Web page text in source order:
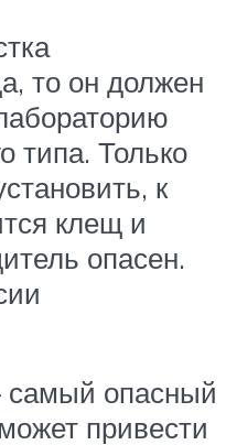
то он должен
типа. Только
к
клещ и
опасен.
опасный
привести